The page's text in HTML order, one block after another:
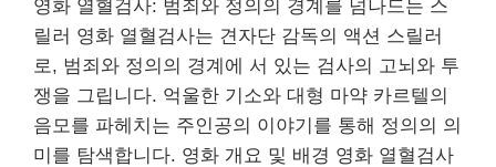
영화 열혈검사: 범죄와 정의의 경계를 넘나드는 스
릴러 영화 열혈검사는 견자단 감독의 액션 스릴러
로, 범죄와 정의의 경계에 서 있는 검사의 고뇌와 투
쟁을 그립니다. 억울한 기소와 대형 마약 카르텔의
음모를 파헤치는 주인공의 이야기를 통해 정의의 의
미를 탐색합니다. 영화 개요 및 배경 영화 열혈검사